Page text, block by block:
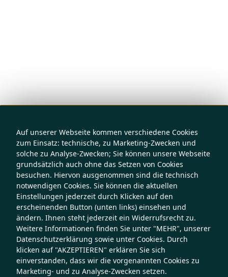
Auf unserer Webseite kommen verschiedene Cookies
zum Einsatz: technische, zu Marketing-Zwecken und
solche zu Analyse-Zwecken; Sie können unsere Webseite
grundsätzlich auch ohne das Setzen von Cookies
besuchen. Hiervon ausgenommen sind die technisch
notwendigen Cookies. Sie können die aktuellen
Einstellungen jederzeit durch Klicken auf den
erscheinenden Button (unten links) einsehen und
ändern. Ihnen steht jederzeit ein Widerrufsrecht zu.
Weitere Informationen finden Sie unter "MEHR", unserer
Datenschutzerklärung sowie unter Cookies. Durch
klicken auf "AKZEPTIEREN" erklären Sie sich
einverstanden, dass wir die vorgenannten Cookies zu
Marketing- und zu Analyse-Zwecken setzen.